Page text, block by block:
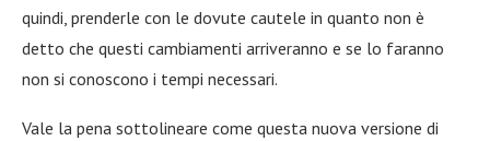
quindi, prenderle con le dovute cautele in quanto non è
detto che questi cambiamenti arriveranno e se lo faranno
non si conoscono i tempi necessari.
Vale la pena sottolineare come questa nuova versione di